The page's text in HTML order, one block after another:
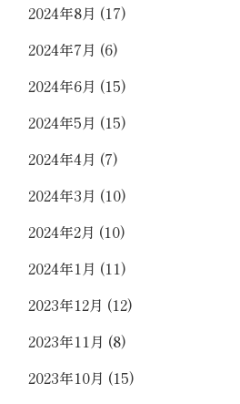
2024年8月 (17)
2024年7月 (6)
2024年6月 (15)
2024年5月 (15)
2024年4月 (7)
2024年3月 (10)
2024年2月 (10)
2024年1月 (11)
2023年12月 (12)
2023年11月 (8)
2023年10月 (15)